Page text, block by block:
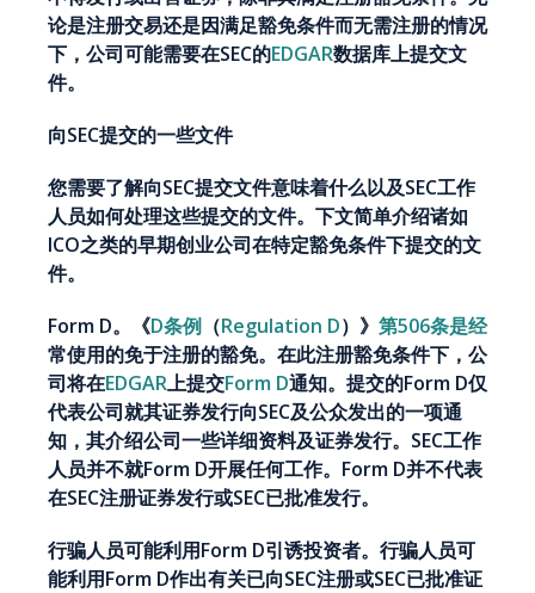
论是注册交易还是因满足豁免条件而无需注册的情况
下，公司可能需要在SEC的EDGAR数据库上提交文
件。
向SEC提交的一些文件
您需要了解向SEC提交文件意味着什么以及SEC工作
人员如何处理这些提交的文件。下文简单介绍诸如
ICO之类的早期创业公司在特定豁免条件下提交的文
件。
Form D。《D条例 （Regulation D）》 第506条是经
常使用的免于注册的豁免。在此注册豁免条件下，公
司将在EDGAR上提交Form D通知。提交的Form D仅
代表公司就其证券发行向SEC及公众发出的一项通
知，其介绍公司一些详细资料及证券发行。SEC工作
人员并不就Form D开展任何工作。Form D并不代表
在SEC注册证券发行或SEC已批准发行。
行骗人员可能利用Form D引诱投资者。行骗人员可
能利用Form D作出有关已向SEC注册或SEC已批准证